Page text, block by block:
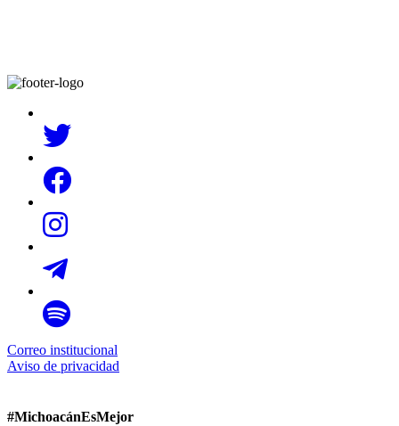
Correo institucional
Aviso de privacidad
#MichoacánEsMejor